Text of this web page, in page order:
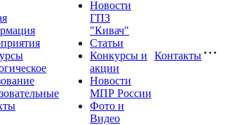
Новости
ГПЗ
"Кивач"
Статьи
Конкурсы и
акции
Новости
МПР России
Фото и
Видео
Контакты